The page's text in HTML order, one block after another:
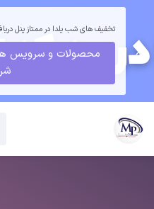
تخفیف های شب یلدا در ممتاز پنل